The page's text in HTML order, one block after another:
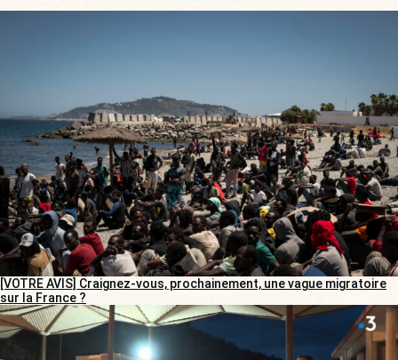
[VOTRE AVIS] Craignez-vous, prochainement, une vague migratoire
sur la France ?